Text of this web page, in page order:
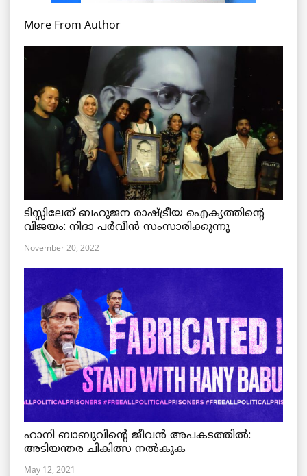
More From Author
ടിസ്സിലേത് ബഹുജന രാഷ്ട്രീയ ഐക്യത്തിന്റെ
വിജയം: നിദാ പർവീൻ സംസാരിക്കുന്നു
November 20, 2022
ഹാനി ബാബുവിന്റെ ജീവൻ അപകടത്തിൽ:
അടിയന്തര ചികിത്സ നൽകുക
May 12, 2021